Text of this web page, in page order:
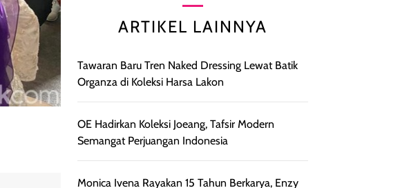
ARTIKEL LAINNYA
Tawaran Baru Tren Naked Dressing Lewat Batik
Organza di Koleksi Harsa Lakon
OE Hadirkan Koleksi Joeang, Tafsir Modern
Semangat Perjuangan Indonesia
Monica Ivena Rayakan 15 Tahun Berkarya, Enzy